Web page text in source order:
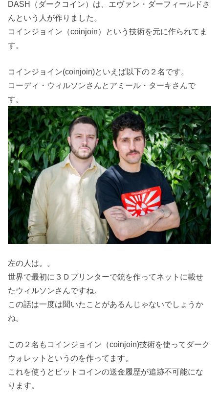
DASH（ダークコイン）は、エヴァン・ダーフィールドさ
んという人が作りました。
コインジョイン（coinjoin）という技術を元に作られてま
す。
コインジョイン(coinjoin)といえば以下の２名です。
コーディ・ウィルソンさんとアミール・ターキさんで
す。
左の人は。。
世界で最初に３Ｄプリンターで銃を作ってネットに載せ
たウィルソンさんですね。
この話は一度は聞いたことがあるんじゃないでしょうか
ね。
この２名もコインジョイン（coinjoin)技術を使ってダーク
ウォレットというのを作ってます。
これを使うとビットコインの送金履歴が追跡不可能にな
ります。